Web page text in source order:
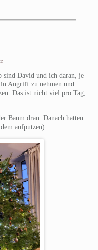
sind David und ich daran, je
in Angriff zu nehmen und
Das ist nicht viel pro Tag,
Baum dran. Danach hatten
aufputzen).